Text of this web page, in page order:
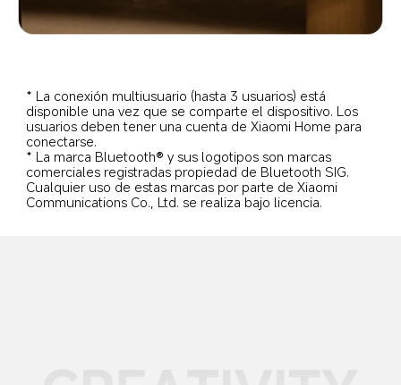
* La conexión multiusuario (hasta 3 usuarios) está
disponible una vez que se comparte el dispositivo. Los
usuarios deben tener una cuenta de Xiaomi Home para
conectarse.
* La marca Bluetooth® y sus logotipos son marcas
comerciales registradas propiedad de Bluetooth SIG.
Cualquier uso de estas marcas por parte de Xiaomi
Communications Co., Ltd. se realiza bajo licencia.